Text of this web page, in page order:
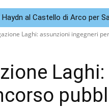
Haydn al Castello di Arco per
Laghi: assunzioni ingegneri